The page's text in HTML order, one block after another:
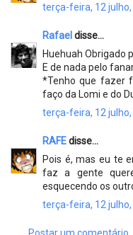
terça-feira, 12 julho,
Rafael disse...
Huehuah Obrigado
E de nada pelo
*Tenho que fazer
faço da Lomi e do Du
terça-feira, 12 julho,
RAFEdisse...
Pois é, mas eu te
faz a gente
esquecendo os
terça-feira, 12 julho,